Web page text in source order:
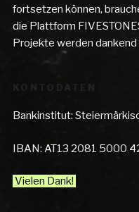
fortsetzen können,
die Plattform
Projekte werden dankend
KONTODATEN
Bankinstitut:
IBAN: AT13 2081 5000
Vielen Dank!